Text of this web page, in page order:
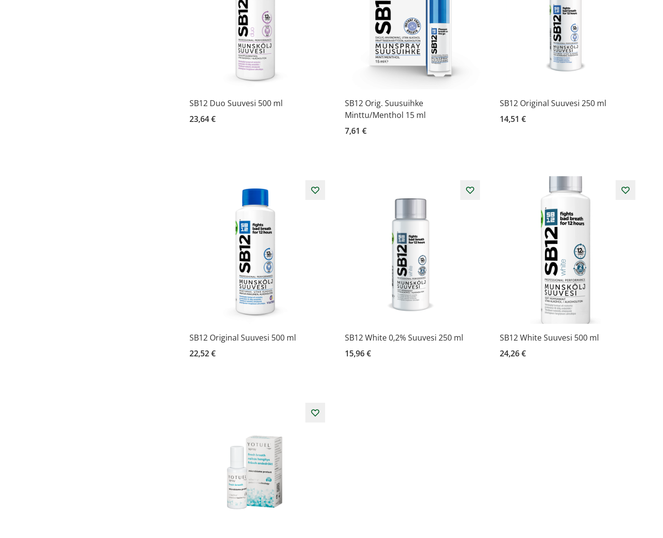
SB12 Duo Suuvesi 500 ml
23,64 €
SB12 Orig. Suusuihke
Minttu/Menthol 15 ml
7,61 €
SB12 Original Suuvesi 250 ml
14,51 €
SB12 Original Suuvesi 500 ml
22,52 €
SB12 White 0,2% Suuvesi 250 ml
15,96 €
SB12 White Suuvesi 500 ml
24,26 €